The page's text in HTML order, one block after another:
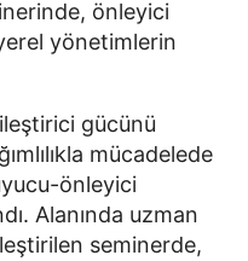
önleyici
yönetimlerin
gücünü
mücadelede
önleyici
Alanında uzman
seminerde,